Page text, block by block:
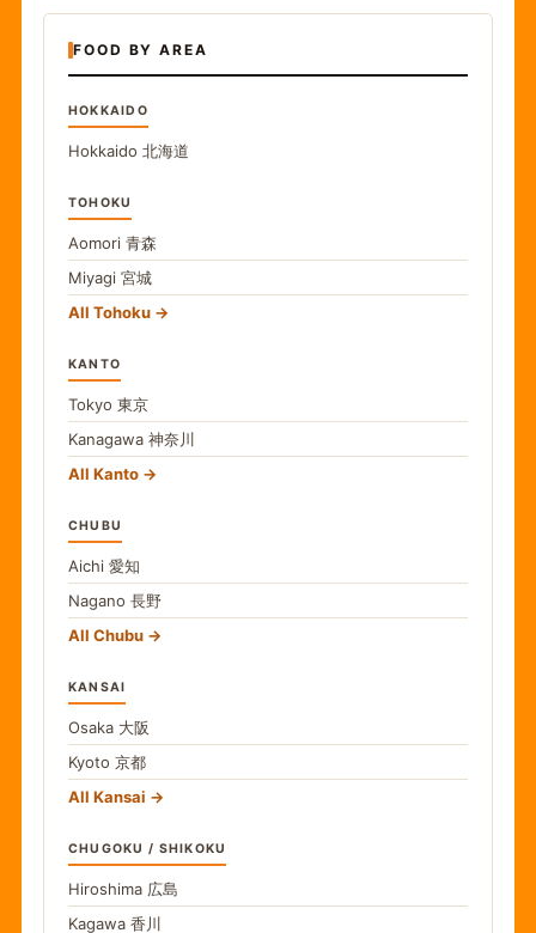
FOOD BY AREA
HOKKAIDO
Hokkaido 北海道
TOHOKU
Aomori 青森
Miyagi 宮城
All Tohoku
KANTO
Tokyo 東京
Kanagawa 神奈川
All Kanto
CHUBU
Aichi 愛知
Nagano 長野
All Chubu
KANSAI
Osaka 大阪
Kyoto 京都
All Kansai
CHUGOKU / SHIKOKU
Hiroshima 広島
Kagawa 香川